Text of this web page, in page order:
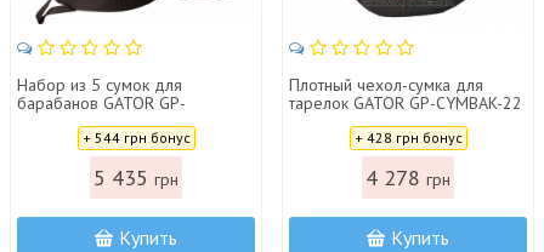
Набор из 5 сумок для
барабанов GATOR GP-
STANDARD-100 (Floor Tom
+ 544 грн бонус
5 435 грн
Купить
Плотный чехол-сумка для
тарелок GATOR GP-CYMBAK-22
+ 428 грн бонус
4 278 грн
Купить